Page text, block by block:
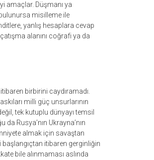
amaçlar. Düşmanı ya
misilleme ile
yanlış hesaplara cevap
alanını coğrafi ya da
birbirini caydıramadı.
milli güç unsurlarının
tek kutuplu dünyayı temsil
Rusya’nın Ukrayna’nın
almak için savaştan
başlangıçtan itibaren gerginliğin
bile alınmaması aslında